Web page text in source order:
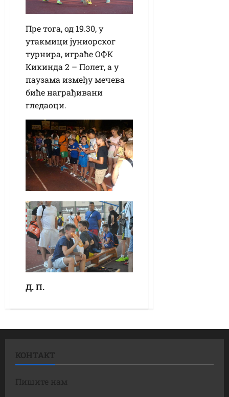
Пре тога, од 19.30, у
утакмици јуниорског
турнира, играће ОФК
Кикинда 2 – Полет, а у
паузама између мечева
биће награђивани
гледаоци.
Д. П.
КОНТАКТ
Пишите нам